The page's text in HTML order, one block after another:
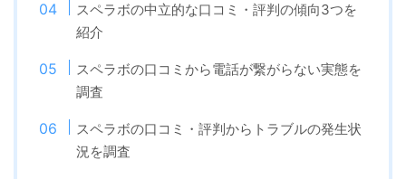
スペラボの中立的な口コミ・評判の傾向3つを
紹介
スペラボの口コミから電話が繋がらない実態を
調査
スペラボの口コミ・評判からトラブルの発生状
況を調査